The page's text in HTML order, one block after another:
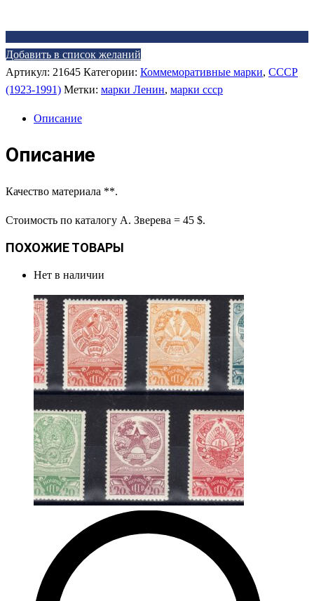
Добавить в список желаний
Артикул: 21645 Категории: Коммеморативные марки, СССР
(1923-1991) Метки: марки Ленин, марки ссср
Описание
Описание
Качество материала **.
Стоимость по каталогу А. Зверева = 45 $.
ПОХОЖИЕ ТОВАРЫ
Нет в наличии